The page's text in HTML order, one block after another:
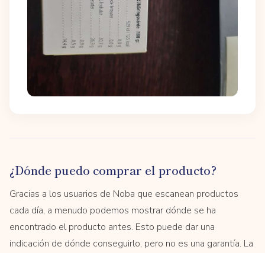
¿Dónde puedo comprar el producto?
Gracias a los usuarios de Noba que escanean productos
cada día, a menudo podemos mostrar dónde se ha
encontrado el producto antes. Esto puede dar una
indicación de dónde conseguirlo, pero no es una garantía. La